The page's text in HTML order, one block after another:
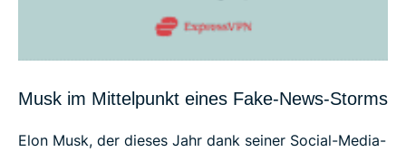
Musk im Mittelpunkt eines Fake-News-Storms
Elon Musk, der dieses Jahr dank seiner Social-Media-